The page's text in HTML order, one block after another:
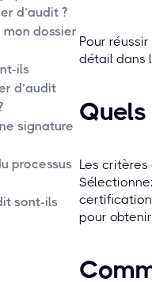
d’audit ?
dossier
ils
d’audit
signature
processus
sont-ils
Pour
détail dans
Les
certification
pour